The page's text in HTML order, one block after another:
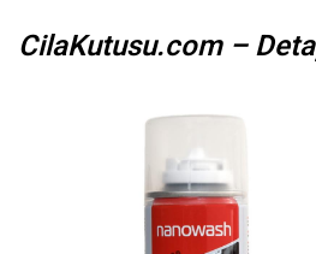
CilaKutusu.com –